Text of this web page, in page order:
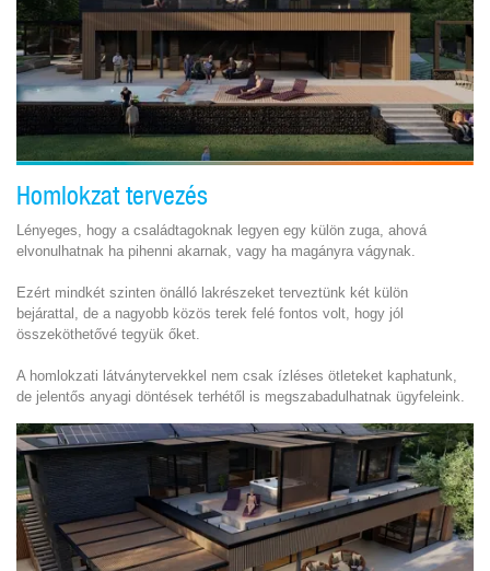
Homlokzat tervezés
Lényeges, hogy a családtagoknak legyen egy külön zuga, ahová
elvonulhatnak ha pihenni akarnak, vagy ha magányra vágynak.
Ezért mindkét szinten önálló lakrészeket terveztünk két külön
bejárattal, de a nagyobb közös terek felé fontos volt, hogy jól
összeköthetővé tegyük őket.
A homlokzati látványtervekkel nem csak ízléses ötleteket kaphatunk,
de jelentős anyagi döntések terhétől is megszabadulhatnak ügyfeleink.